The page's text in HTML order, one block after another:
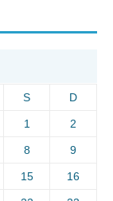
S D
1 2
8 9
15 16